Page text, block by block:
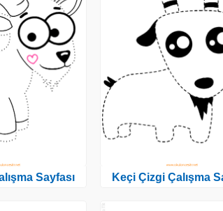
Sayfası Keçi Çizgi Çalışma